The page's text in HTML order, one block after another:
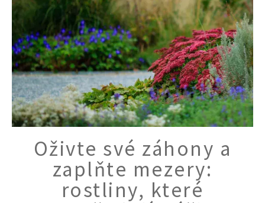
Oživte své záhony a
zaplňte mezery:
rostliny, které